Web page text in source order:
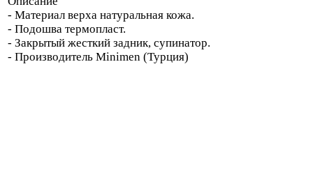
- Материал верха натуральная кожа.
- Подошва термопласт.
- Закрытый жесткий задник, супинатор.
- Производитель Minimen (Турция)